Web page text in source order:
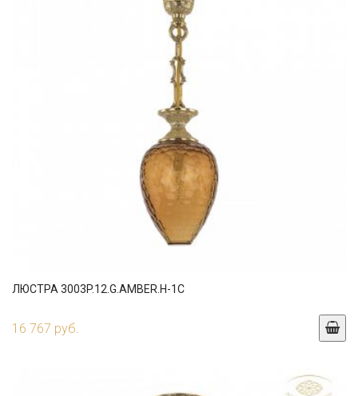
ЛЮСТРА 3003P.12.G.AMBER.H-1C
16 767 руб.